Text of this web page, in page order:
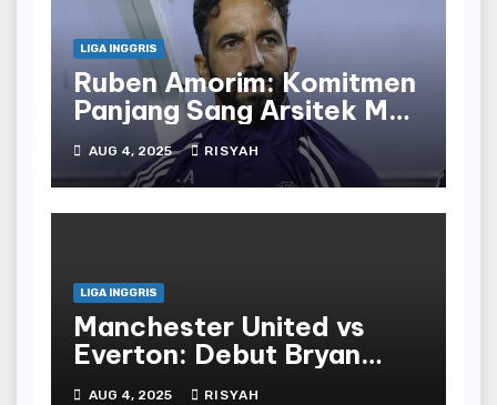
LIGA INGGRIS
Ruben Amorim: Komitmen
Panjang Sang Arsitek Man
United
AUG 4, 2025 RISYAH
LIGA INGGRIS
Manchester United vs
Everton: Debut Bryan
Mbeumo untuk Red Devils
AUG 4, 2025 RISYAH